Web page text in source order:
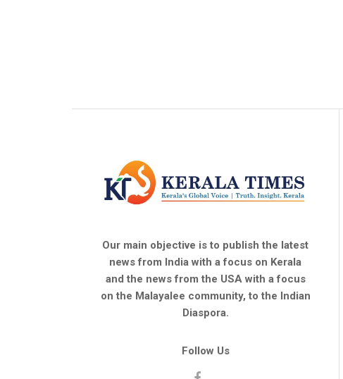
Our main objective is to publish the latest
news from India with a focus on Kerala
and the news from the USA with a focus
on the Malayalee community, to the Indian
Diaspora.
Follow Us